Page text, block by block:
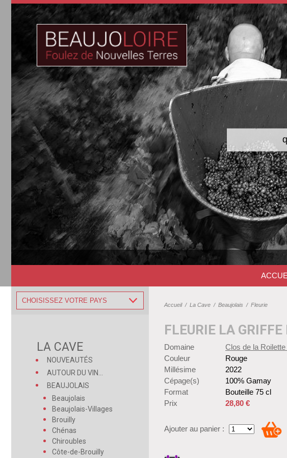
CHOISISSEZ VOTRE PAYS
LA CAVE
NOUVEAUTÉS
AUTOUR DU VIN...
BEAUJOLAIS
Beaujolais
Beaujolais-Villages
Brouilly
Chénas
Chiroubles
Côte-de-Brouilly
Accueil/ La Cave / Beaujolais / Fleurie
FLEURIE LA
Domaine
Clos de la
Couleur
Rouge
Millésime
2022
Cépage(s)
100% Gamay
Format
Bouteille 75 cl
Prix
28,80 €
Ajouter au panier :